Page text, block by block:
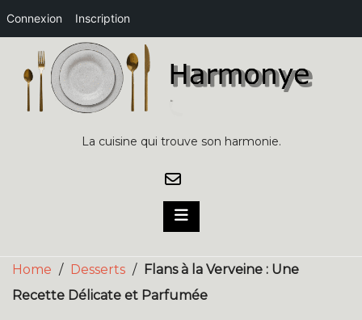
Connexion Inscription
content
La cuisine qui trouve son harmonie.
Home / Desserts /
Flans à la Verveine : Une
Recette Délicate et Parfumée